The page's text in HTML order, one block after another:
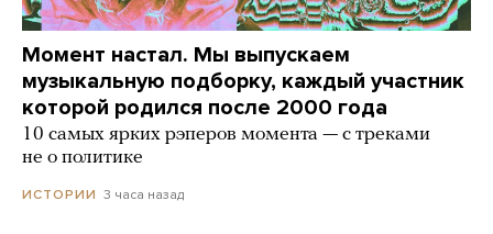
Момент настал. Мы выпускаем
музыкальную подборку, каждый участник
которой родился после 2000 года
10 самых ярких рэперов момента — с треками
не о политике
ИСТОРИИ 3 часа назад